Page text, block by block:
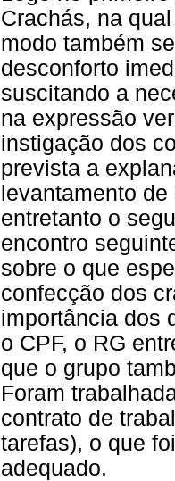
Crachás, na
modo também
desconforto
suscitando a
na expressão
instigação dos
prevista a
levantamento
entretanto o
encontro
sobre o que
confecção dos
importância dos
o CPF, o RG
que o grupo
Foram
contrato de
tarefas), o que
adequado.